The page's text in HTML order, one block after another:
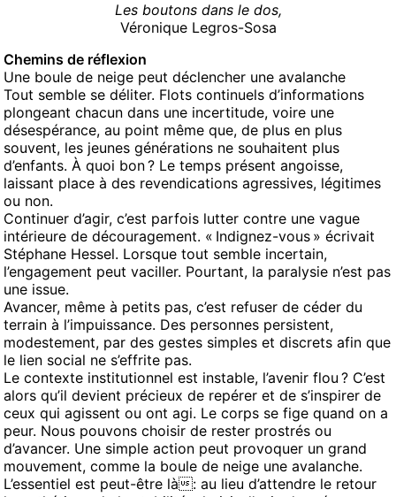
Les boutons dans le dos,
Véronique Legros-Sosa
Chemins de réflexion
Une boule de neige peut déclencher une avalanche
Tout semble se déliter. Flots continuels d’informations
plongeant chacun dans une incertitude, voire une
désespérance, au point même que, de plus en plus
souvent, les jeunes générations ne souhaitent plus
d’enfants. À quoi bon ? Le temps présent angoisse,
laissant place à des revendications agressives, légitimes
ou non.
Continuer d’agir, c’est parfois lutter contre une vague
intérieure de découragement. « Indignez-vous » écrivait
Stéphane Hessel. Lorsque tout semble incertain,
l’engagement peut vaciller. Pourtant, la paralysie n’est pas
une issue.
Avancer, même à petits pas, c’est refuser de céder du
terrain à l’impuissance. Des personnes persistent,
modestement, par des gestes simples et discrets afin que
le lien social ne s’effrite pas.
Le contexte institutionnel est instable, l’avenir flou ? C’est
alors qu’il devient précieux de repérer et de s’inspirer de
ceux qui agissent ou ont agi. Le corps se fige quand on a
peur. Nous pouvons choisir de rester prostrés ou
d’avancer. Une simple action peut provoquer un grand
mouvement, comme la boule de neige une avalanche.
L’essentiel est peut-être là: au lieu d’attendre le retour